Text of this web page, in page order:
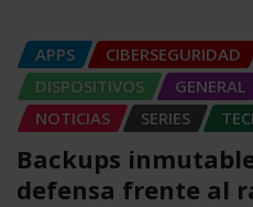
APPS CIBERSEGURIDAD
DISPOSITIVOS
GENERAL
NOTICIAS
SERIES
Backups
defensa frente al